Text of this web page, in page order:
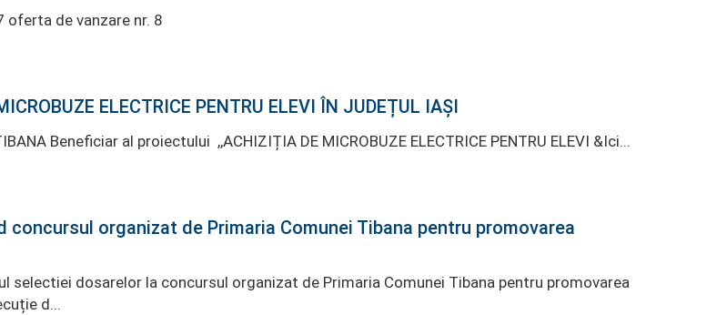
oferta de vanzare nr. 8
ELECTRICE PENTRU ELEVI ÎN JUDEȚUL IAȘI
Beneficiar al proiectului ,,ACHIZIȚIA DE MICROBUZE ELECTRICE PENTRU ELEVI &Ici...
concursul organizat de Primaria Comunei Tibana pentru promovarea
selectiei dosarelor la concursul organizat de Primaria Comunei Tibana pentru promovarea
d...